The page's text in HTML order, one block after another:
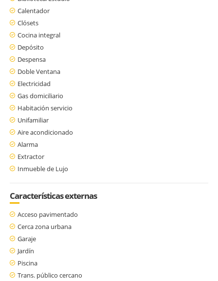
Calentador
Clósets
Cocina integral
Depósito
Despensa
Doble Ventana
Electricidad
Gas domiciliario
Habitación servicio
Unifamiliar
Aire acondicionado
Alarma
Extractor
Inmueble de Lujo
Características externas
Acceso pavimentado
Cerca zona urbana
Garaje
Jardín
Piscina
Trans. público cercano